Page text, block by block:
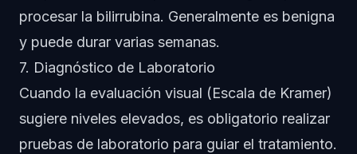
procesar la bilirrubina. Generalmente es benigna
y puede durar varias semanas.
7. Diagnóstico de Laboratorio
Cuando la evaluación visual (Escala de Kramer)
sugiere niveles elevados, es obligatorio realizar
pruebas de laboratorio para guiar el tratamiento.